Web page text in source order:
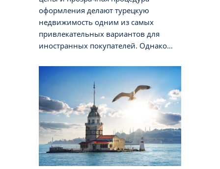
оформления делают турецкую
недвижимость одним из самых
привлекательных вариантов для
иностранных покупателей. Однако
получением ключей от собственных
апартаментов лежит важнейший этап
— приемка объекта от застройщика.